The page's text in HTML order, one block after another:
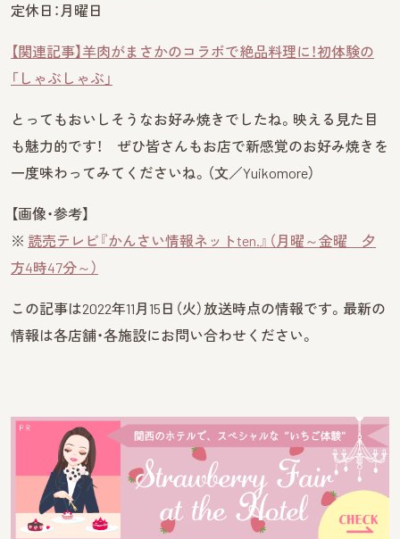
定休日：月曜日
【関連記事】羊肉がまさかのコラボで絶品料理に！初体験の
「しゃぶしゃぶ」
とってもおいしそうなお好み焼きでしたね。映える見た目
も魅力的です！ ぜひ皆さんもお店で新感覚のお好み焼きを
一度味わってみてくださいね。（文／Yuikomore）
【画像・参考】
※ 読売テレビ『かんさい情報ネットten.』（月曜～金曜 夕
方4時47分～）
この記事は2022年11月15日（火）放送時点の情報です。最新の
情報は各店舗・各施設にお問い合わせください。